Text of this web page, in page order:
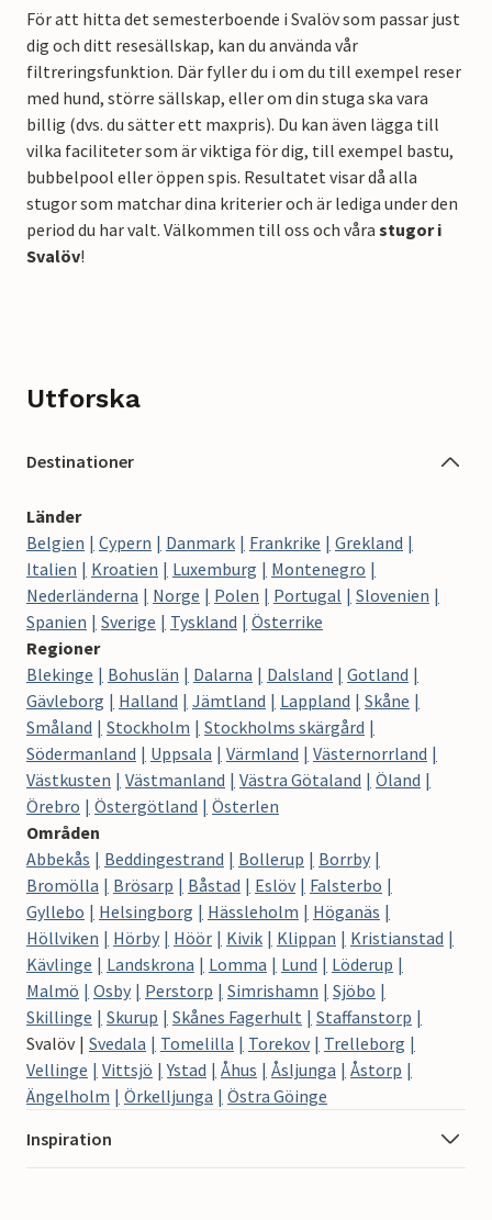
För att hitta det semesterboende i Svalöv som passar just
dig och ditt resesällskap, kan du använda vår
filtreringsfunktion. Där fyller du i om du till exempel reser
med hund, större sällskap, eller om din stuga ska vara
billig (dvs. du sätter ett maxpris). Du kan även lägga till
vilka faciliteter som är viktiga för dig, till exempel bastu,
bubbelpool eller öppen spis. Resultatet visar då alla
stugor som matchar dina kriterier och är lediga under den
period du har valt. Välkommen till oss och våra stugor i
Svalöv!
Utforska
Destinationer
Länder
Belgien
Cypern Danmark Frankrike
Grekland
Italien
Kroatien Luxemburg
Montenegro
Nederländerna
Norge Polen Portugal
Slovenien
Spanien
Sverige Tyskland
Österrike
Regioner
Blekinge
Bohuslän Dalarna Dalsland
Gotland
Gävleborg
Halland Jämtland Lappland
Skåne
Småland
Stockholm
Stockholms skärgård
Södermanland
Uppsala Värmland
Västernorrland
Västkusten
Västmanland Västra Götaland
Öland
Örebro
Östergötland
Österlen
Områden
Abbekås
Beddingestrand Bollerup
Borrby
Bromölla
Brösarp Båstad Eslöv
Falsterbo
Gyllebo
Helsingborg Hässleholm
Höganäs
Höllviken
Hörby Höör Kivik Klippan
Kristianstad
Kävlinge
Landskrona Lomma Lund
Löderup
Malmö
Osby Perstorp Simrishamn
Sjöbo
Skillinge
Skurup Skånes Fagerhult
Staffanstorp
Svalöv
Svedala Tomelilla Torekov
Trelleborg
Vellinge
Vittsjö Ystad Åhus Åsljunga
Åstorp
Ängelholm
Örkelljunga
Östra Göinge
Inspiration